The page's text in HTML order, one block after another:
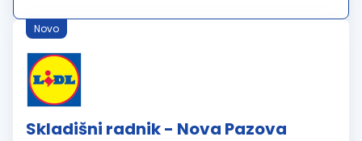
proizvoda. Uč...
Novo
Skladišni radnik - Nova Pazova